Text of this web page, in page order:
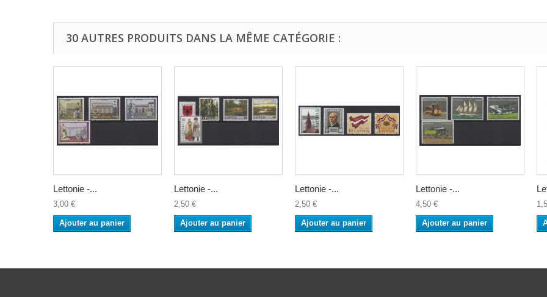
30 AUTRES PRODUITS DANS LA MÊME CATÉGORIE :
Lettonie -...
3,00 €
Ajouter au panier
Lettonie -...
2,50 €
Ajouter au panier
Lettonie -...
2,50 €
Ajouter au panier
Lettonie -...
4,50 €
Ajouter au panier